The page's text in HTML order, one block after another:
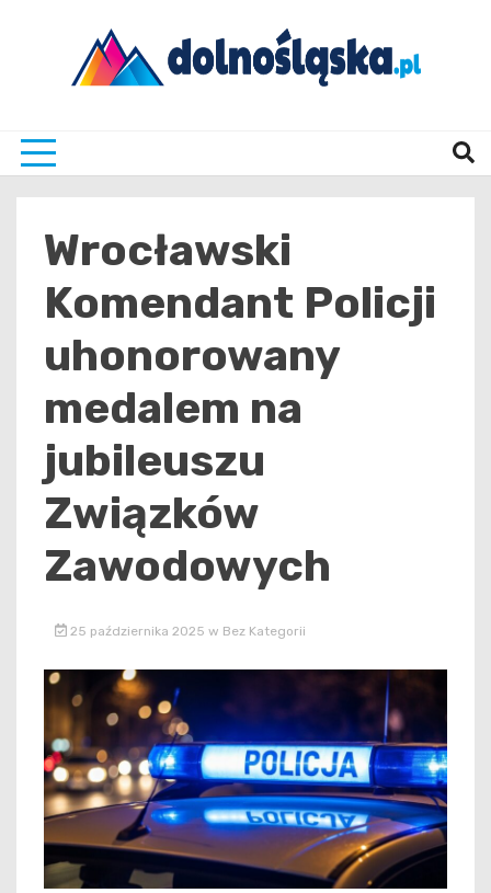
Wrocławski
Komendant Policji
uhonorowany
medalem na
jubileuszu
Związków
Zawodowych
25 października 2025 w Bez Kategorii